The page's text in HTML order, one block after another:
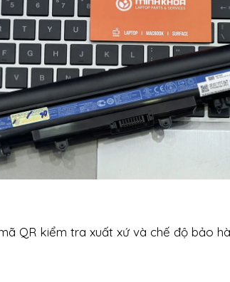
QR kiểm tra xuất xứ và chế độ bảo